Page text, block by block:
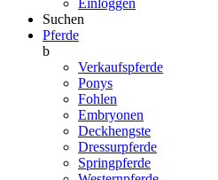
Einloggen
Suchen
Pferde
b
Verkaufspferde
Ponys
Fohlen
Embryonen
Deckhengste
Dressurpferde
Springpferde